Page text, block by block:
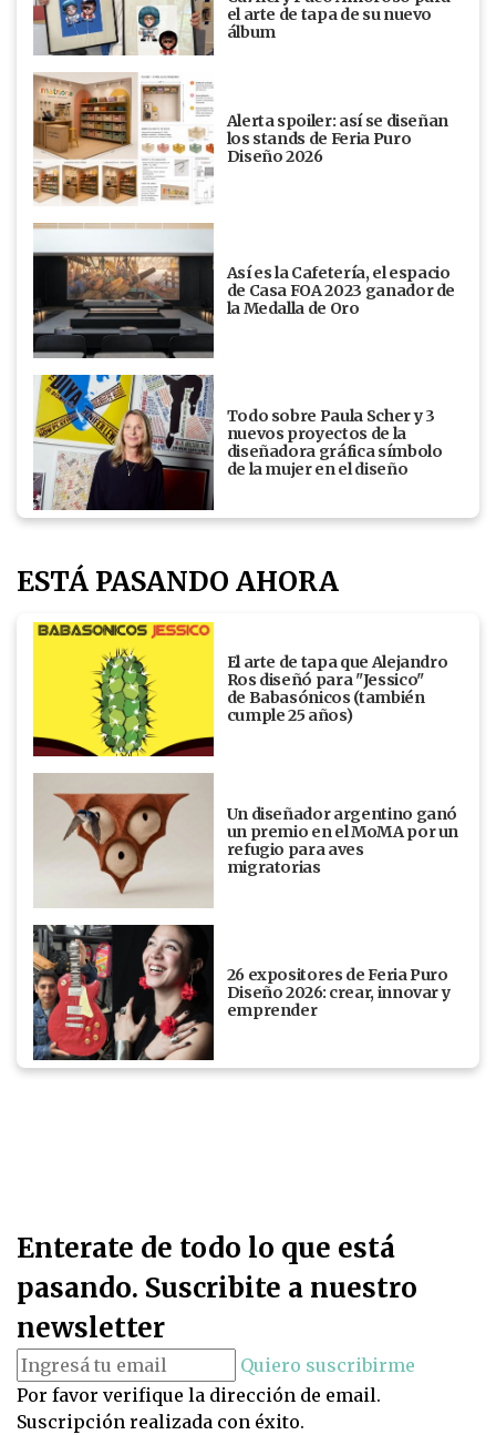
el arte de tapa de su nuevo
álbum
Alerta spoiler: así se diseñan
los stands de Feria Puro
Diseño 2026
Así es la Cafetería, el espacio
de Casa FOA 2023 ganador de
la Medalla de Oro
Todo sobre Paula Scher y 3
nuevos proyectos de la
diseñadora gráfica símbolo
de la mujer en el diseño
ESTÁ PASANDO AHORA
El arte de tapa que Alejandro
Ros diseñó para "Jessico"
de Babasónicos (también
cumple 25 años)
Un diseñador argentino ganó
un premio en el MoMA por un
refugio para aves
migratorias
26 expositores de Feria Puro
Diseño 2026: crear, innovar y
emprender
Enterate de todo lo que está
pasando. Suscribite a nuestro
newsletter
Quiero suscribirme
Por favor verifique la dirección de email.
Suscripción realizada con éxito.